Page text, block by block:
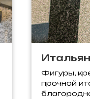
Фигуры,
прочной